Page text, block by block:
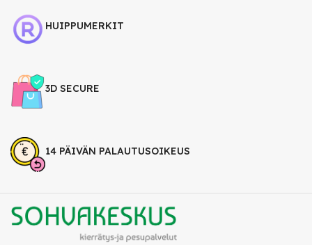
HUIPPUMERKIT
3D SECURE
14 PÄIVÄN PALAUTUSOIKEUS